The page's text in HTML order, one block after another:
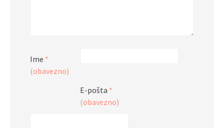
Ime *
(obavezno)
E-pošta *
(obavezno)